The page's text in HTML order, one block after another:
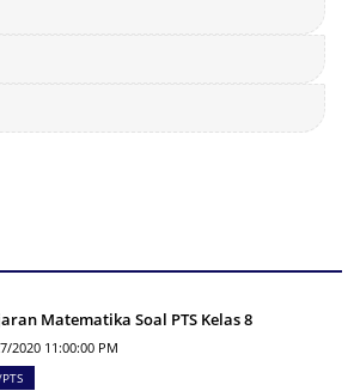
Matematika Soal PTS Kelas 8
2020 11:00:00 PM